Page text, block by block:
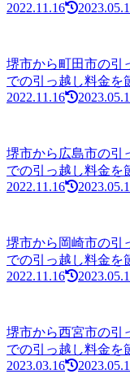
2022.11.16
堺市から町田市の引
での引っ越し料金を
2022.11.16
堺市から広島市の引
での引っ越し料金を
2022.11.16
堺市から岡崎市の引
での引っ越し料金を
2022.11.16
堺市から西宮市の引
での引っ越し料金を
2023.03.16